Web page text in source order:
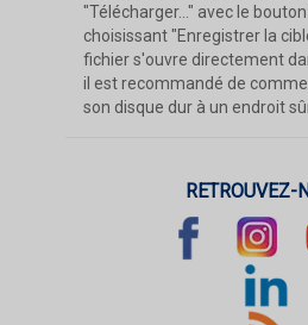
"Télécharger..." avec le
choisissant "Enregistrer la
fichier s'ouvre directement
il est recommandé de
son disque dur à un endroit
RETROUVEZ-